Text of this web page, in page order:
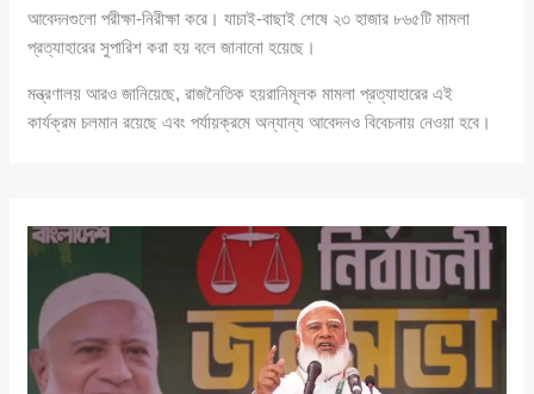
আবেদনগুলো পরীক্ষা-নিরীক্ষা করে। যাচাই-বাছাই শেষে ২৩ হাজার ৮৬৫টি মামলা
প্রত্যাহারের সুপারিশ করা হয় বলে জানানো হয়েছে।
মন্ত্রণালয় আরও জানিয়েছে, রাজনৈতিক হয়রানিমূলক মামলা প্রত্যাহারের এই
কার্যক্রম চলমান রয়েছে এবং পর্যায়ক্রমে অন্যান্য আবেদনও বিবেচনায় নেওয়া হবে।